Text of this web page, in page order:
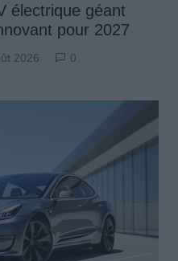
électrique géant
pour 2027
2026 0